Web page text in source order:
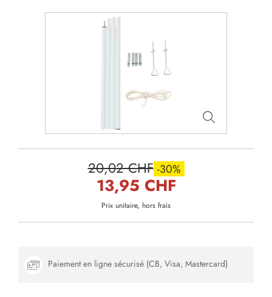
20,02 CHF -30%
13,95 CHF
Prix unitaire, hors frais
Paiement en ligne sécurisé (CB, Visa, Mastercard)